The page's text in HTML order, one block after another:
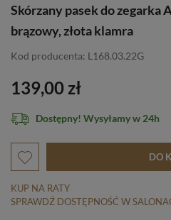
Skórzany pasek do zegarka
brązowy, złota klamra
Kod producenta: L168.03.22G
139,00 zł
Dostępny! Wysyłamy w 24h
DO
KUP NA RATY
SPRAWDŹ DOSTĘPNOŚĆ W